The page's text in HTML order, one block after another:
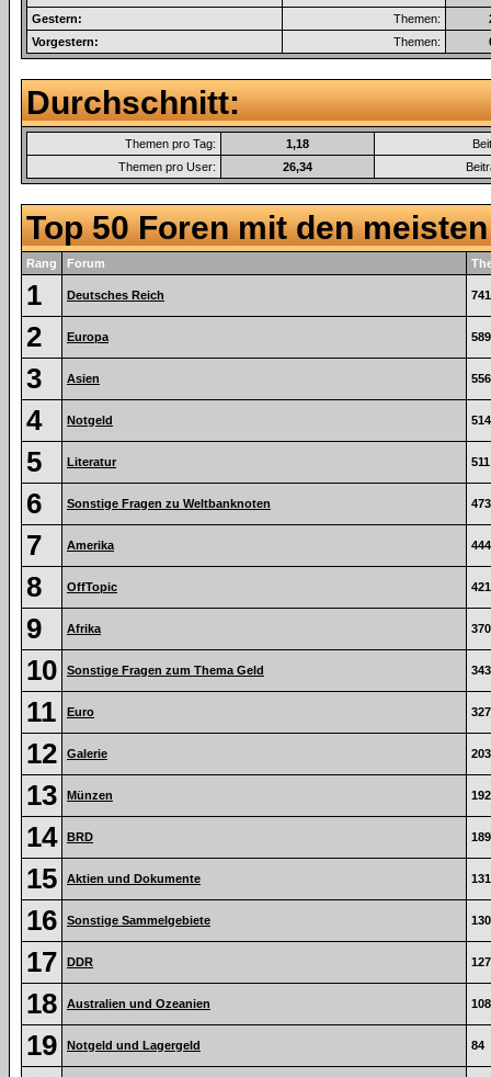
Gestern:
Themen:
Vorgestern:
Themen:
Durchschnitt:
Themen pro Tag: 1,18
Themen pro User:
26,34
Top 50 Foren mit den
Rang Forum
1 Deutsches Reich 741
2 Europa 589
3 Asien 556
4 Notgeld 514
5 Literatur 511
6 Sonstige Fragen zu Weltbanknoten 473
7 Amerika 444
8 OffTopic 421
9 Afrika 370
10 Sonstige Fragen zum Thema Geld 343
11 Euro 327
12 Galerie 203
13 Münzen 192
14 BRD 189
15 Aktien und Dokumente 131
16 Sonstige Sammelgebiete 130
17 DDR 127
18 Australien und Ozeanien 108
19 Notgeld und Lagergeld 84